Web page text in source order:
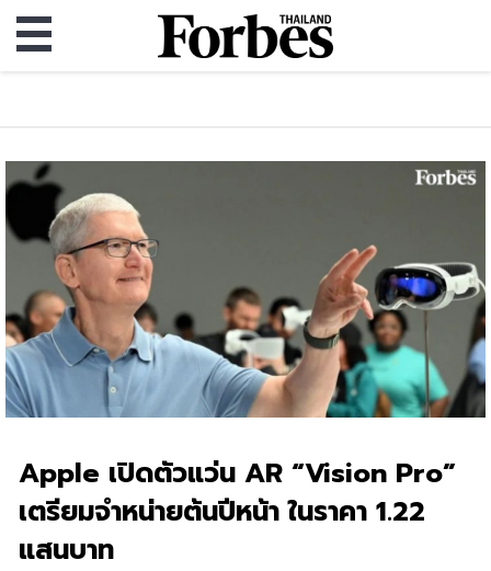
Apple เปิดตัวแว่น AR “Vision Pro”
เตรียมจำหน่ายต้นปีหน้า ในราคา 1.22
แสนบาท